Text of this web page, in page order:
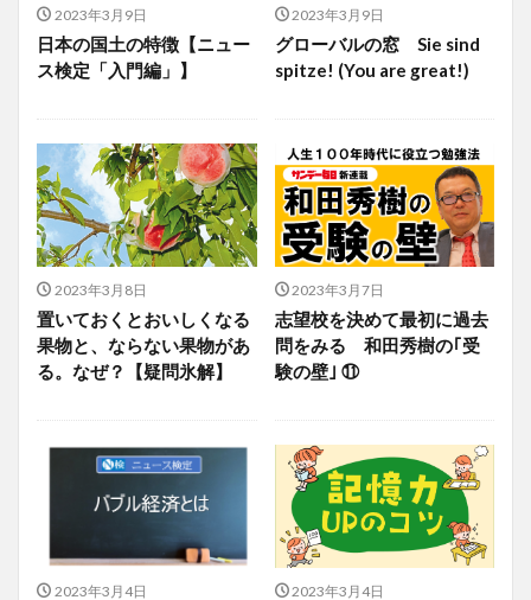
2023年3月9日
日本の国土の特徴【ニュー
ス検定「入門編」】
2023年3月9日
グローバルの窓 Sie sind
spitze! (You are great!)
2023年3月8日
置いておくとおいしくなる
果物と、ならない果物があ
る。なぜ？【疑問氷解】
2023年3月7日
志望校を決めて最初に過去
問をみる 和田秀樹の｢受
験の壁｣ ⑪
2023年3月4日 2023年3月4日